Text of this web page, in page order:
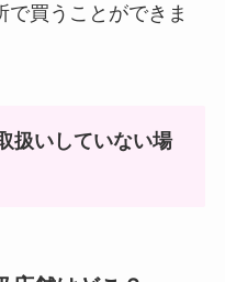
で買うことができま
扱いしていない場